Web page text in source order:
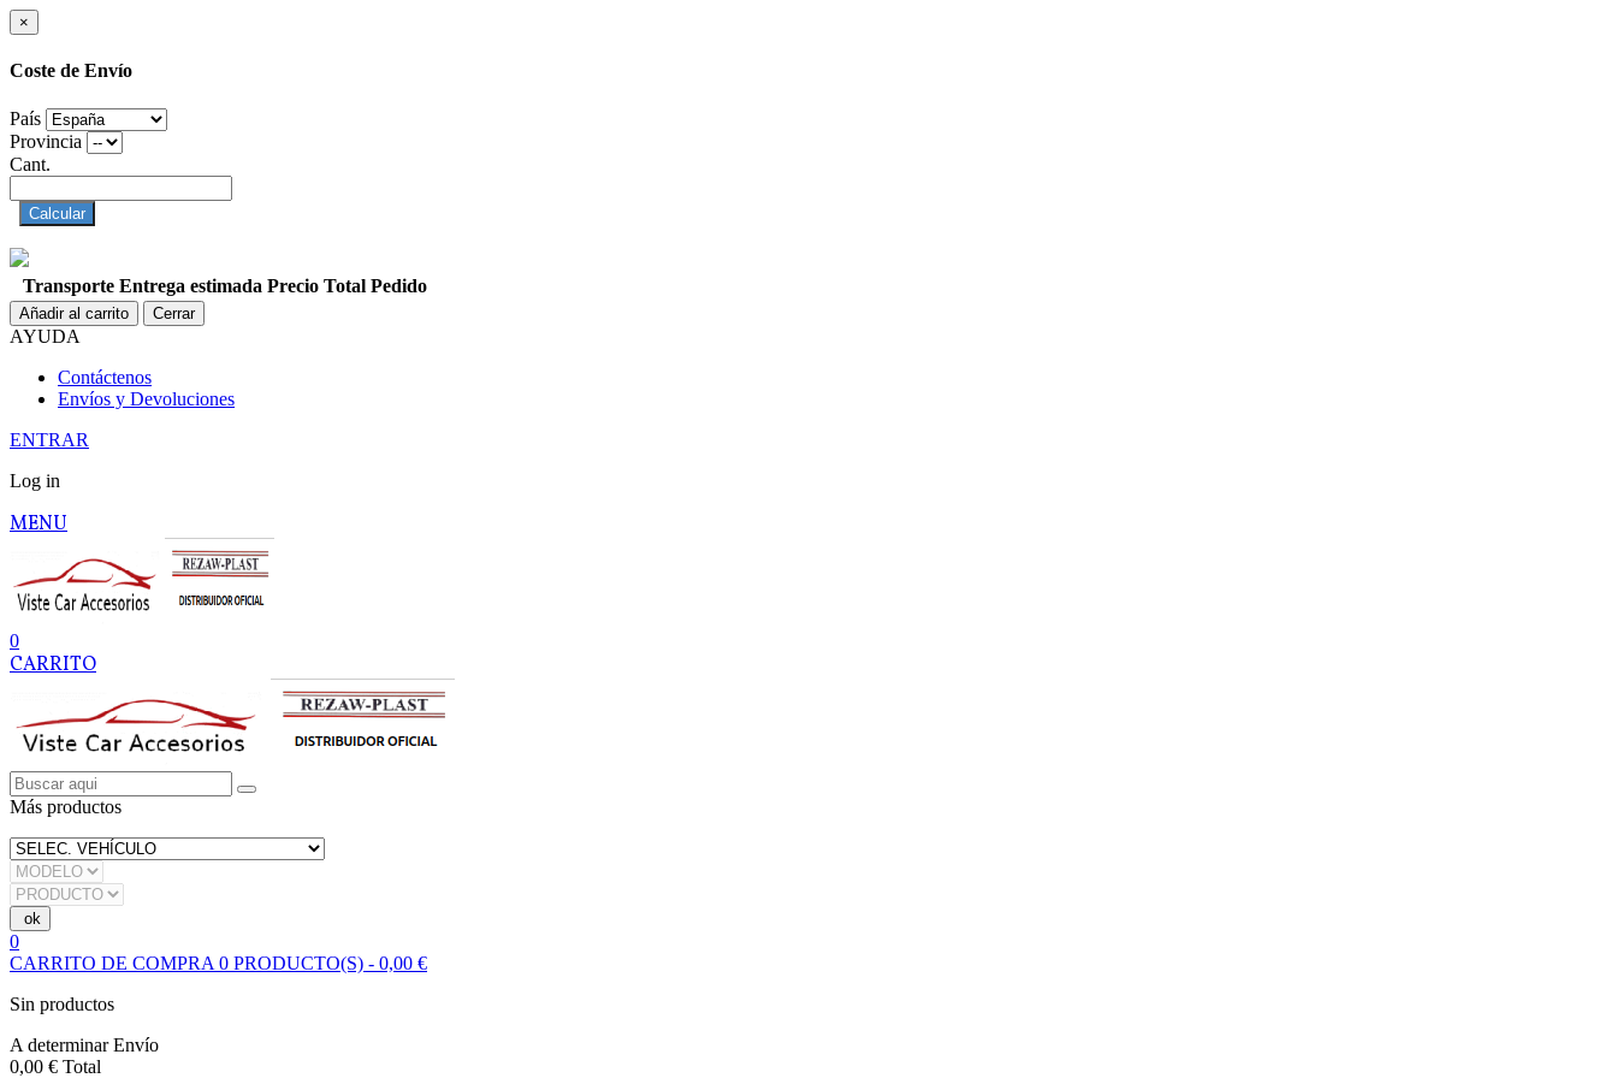
×
Coste de Envío
País
Provincia
Cant.
Calcular
Transporte Entrega estimada Precio Total Pedido
Añadir al carrito Cerrar
AYUDA
Contáctenos
Envíos y Devoluciones
ENTRAR
Log in
MENU
0
CARRITO
Más productos
0
CARRITO DE COMPRA 0 PRODUCTO(S) - 0,00 €
Sin productos
A determinarEnvío
0,00 € Total